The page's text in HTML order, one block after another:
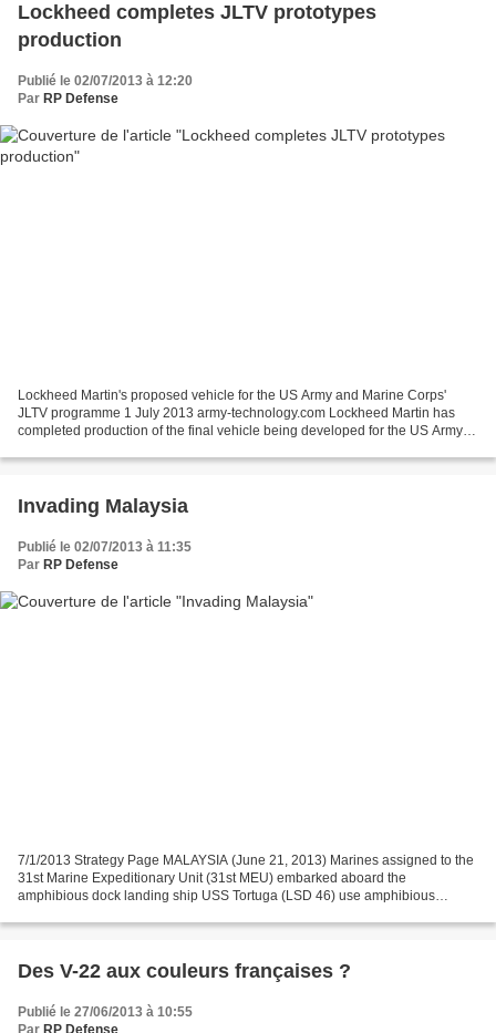
Lockheed completes JLTV prototypes
production
Publié le 02/07/2013 à 12:20
Par RP Defense
Lockheed Martin's proposed vehicle for the US Army and Marine Corps'
JLTV programme 1 July 2013 army-technology.com Lockheed Martin has
completed production of the final vehicle being developed for the US Army
Invading Malaysia
Publié le 02/07/2013 à 11:35
Par RP Defense
7/1/2013 Strategy Page MALAYSIA (June 21, 2013) Marines assigned to the
31st Marine Expeditionary Unit (31st MEU) embarked aboard the
amphibious dock landing ship USS Tortuga (LSD 46) use amphibious
Des V-22 aux couleurs françaises ?
Publié le 27/06/2013 à 10:55